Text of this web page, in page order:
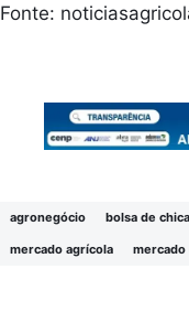
Fonte:
agronegócio bolsa de
mercado agrícola mercado